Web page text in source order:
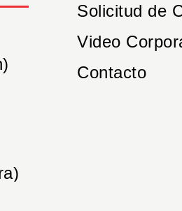
Solicitud de
Video
Contacto